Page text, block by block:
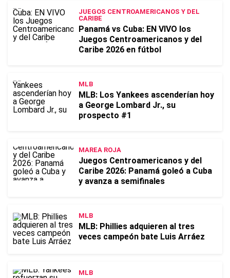
JUEGOS CENTROAMERICANOS Y DEL
CARIBE
Panamá vs Cuba: EN VIVO los
Juegos Centroamericanos y del
Caribe 2026 en fútbol
MLB
MLB: Los Yankees ascenderían hoy
a George Lombard Jr., su
prospecto #1
MAREA ROJA
Juegos Centroamericanos y del
Caribe 2026: Panamá goleó a Cuba
y avanza a semifinales
MLB
MLB: Phillies adquieren al tres
veces campeón bate Luis Arráez
MLB